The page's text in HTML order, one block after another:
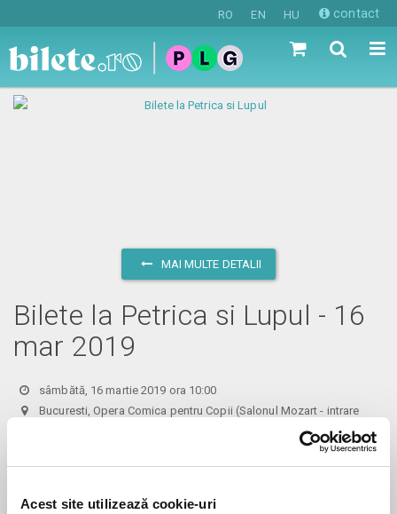
Acest site utilizează cookie-uri
RO EN HU contact
MAI MULTE DETALII
Bilete la Petrica si Lupul - 16
mar 2019
sâmbătă, 16 martie 2019 ora 10:00
Bucuresti, Opera Comica pentru Copii (Salonul Mozart - intrare
ora 12:00. Dupa aceasta ora/data, nici o comanda de bilete plasata